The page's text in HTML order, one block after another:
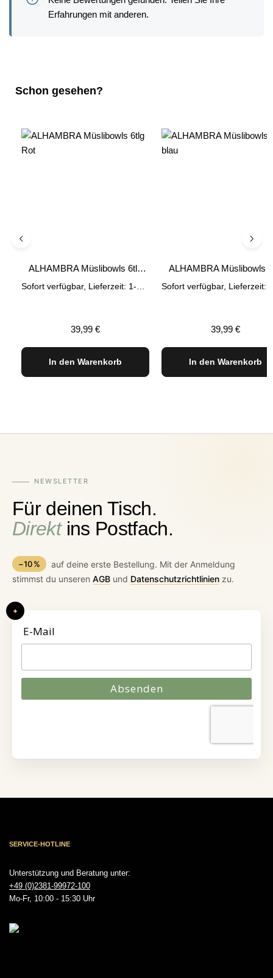
Erfahrungen mit anderen.
Produktgalerie überspringen
Schon gesehen?
ALHAMBRA Müslibowls 6tlg
Sofort verfügbar, Lieferzeit: 1-3 Tage
Regulärer Preis:
39,99 €
In den Warenkorb
ALHAMBRA Müslibowls
Regulärer
39,99 €
In den Warenkorb
NEWSLETTER
Für deinen Tisch.
Direktins Postfach.
−10 %
auf deine erste Bestellung. Mit der Anmeldung
stimmst du unseren AGB und Datenschutzrichtlinien zu.
SERVICE-HOTLINE
Unterstützung und Beratung unter:
+49 (0)2381-99972-100
Mo-Fr, 10:00 - 15:30 Uhr